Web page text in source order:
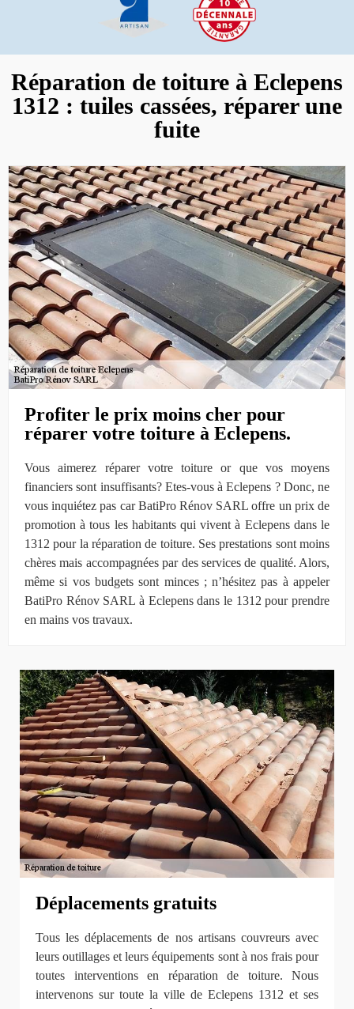
Réparation de toiture à Eclepens
1312 : tuiles cassées, réparer une
fuite
Profiter le prix moins cher pour
réparer votre toiture à Eclepens.
Vous aimerez réparer votre toiture or que vos moyens
financiers sont insuffisants? Etes-vous à Eclepens ? Donc, ne
vous inquiétez pas car BatiPro Rénov SARL offre un prix de
promotion à tous les habitants qui vivent à Eclepens dans le
1312 pour la réparation de toiture. Ses prestations sont moins
chères mais accompagnées par des services de qualité. Alors,
même si vos budgets sont minces ; n’hésitez pas à appeler
BatiPro Rénov SARL à Eclepens dans le 1312 pour prendre
en mains vos travaux.
Déplacements gratuits
Tous les déplacements de nos artisans couvreurs avec
leurs outillages et leurs équipements sont à nos frais pour
toutes interventions en réparation de toiture. Nous
intervenons sur toute la ville de Eclepens 1312 et ses